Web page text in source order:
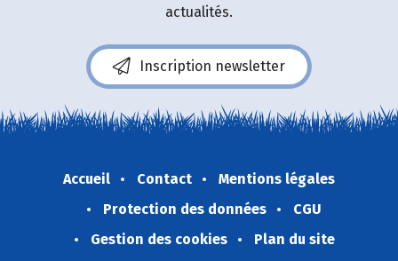
actualités.
Inscription newsletter
Accueil Contact
Mentions légales
Protection des données
CGU
Gestion des cookies
Plan du site